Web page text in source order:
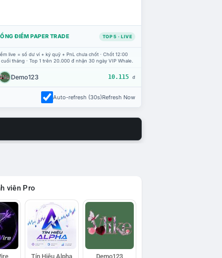
ĐIỂM PAPER TRADE TOP 5 · LIVE
live = số dư ví + ký quỹ + PnL chưa chốt · Chốt 12:00
tháng · Top 1 trên 20.000 đ nhận 30 ngày VIP Whale.
Demo123 10.115 đ
Auto-refresh (30s)Refresh Now
viên Pro
Tín Hiệu Alpha Demo123